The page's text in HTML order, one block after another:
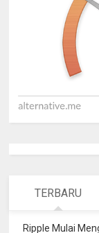
TERBARU
Ripple Mulai